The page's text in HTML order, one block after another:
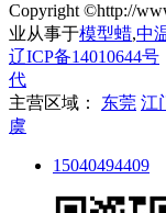
Copyright ©http://
业从事于模型蜡,中
辽ICP备14010644号
代
主营区域： 东莞 江
虞
15040494409